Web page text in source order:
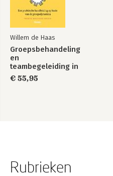
Willem de Haas
Groepsbehandeling
en
teambegeleiding in
de zorg
€ 55,95
Rubrieken